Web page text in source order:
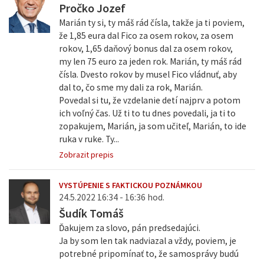
Pročko Jozef
Marián ty si, ty máš rád čísla, takže ja ti poviem,
že 1,85 eura dal Fico za osem rokov, za osem
rokov, 1,65 daňový bonus dal za osem rokov,
my len 75 euro za jeden rok. Marián, ty máš rád
čísla. Dvesto rokov by musel Fico vládnuť, aby
dal to, čo sme my dali za rok, Marián.
Povedal si tu, že vzdelanie detí najprv a potom
ich voľný čas. Už ti to tu dnes povedali, ja ti to
zopakujem, Marián, ja som učiteľ, Marián, to ide
ruka v ruke. Ty...
Zobrazit prepis
VYSTÚPENIE S FAKTICKOU POZNÁMKOU
24.5.2022 16:34 - 16:36 hod.
Šudík Tomáš
Ďakujem za slovo, pán predsedajúci.
Ja by som len tak nadviazal a vždy, poviem, je
potrebné pripomínať to, že samosprávy budú